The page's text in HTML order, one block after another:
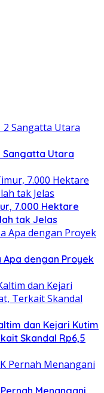
Sangatta Utara
7.000 Hektare
tak Jelas
Apa dengan Proyek
dan Kejari Kutim
Skandal Rp6,5